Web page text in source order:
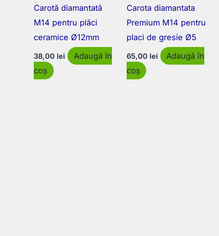
Carotă diamantată
M14 pentru plăci
ceramice Ø12mm
38,00 lei
Adaugă în
coș
Carota diamantata
Premium M14 pentru
placi de gresie Ø5
65,00 lei
Adaugă în
coș